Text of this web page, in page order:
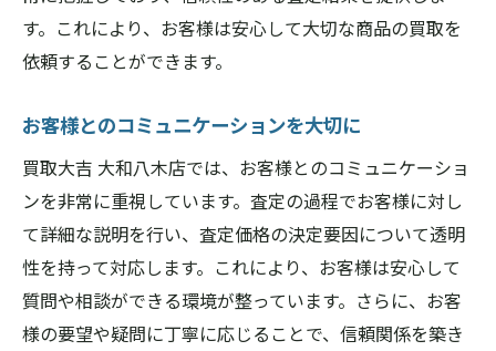
す。これにより、お客様は安心して大切な商品の買取を
依頼することができます。
お客様とのコミュニケーションを大切に
買取大吉 大和八木店では、お客様とのコミュニケーショ
ンを非常に重視しています。査定の過程でお客様に対し
て詳細な説明を行い、査定価格の決定要因について透明
性を持って対応します。これにより、お客様は安心して
質問や相談ができる環境が整っています。さらに、お客
様の要望や疑問に丁寧に応じることで、信頼関係を築き